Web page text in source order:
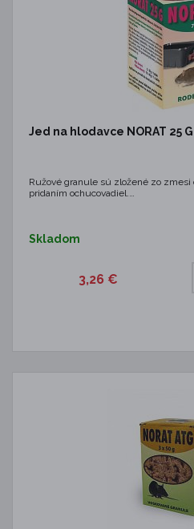
Jed na hlodavce NORAT 25
Ružové granule sú zložené zo
pridaním ochucovadiel.…
Skladom
3,26 €